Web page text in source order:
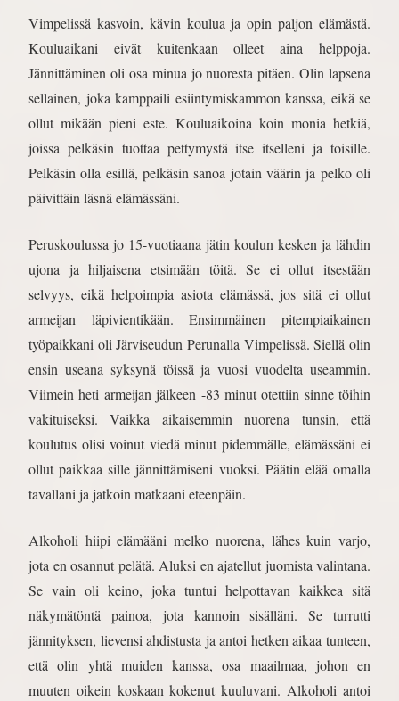
Vimpelissä kasvoin, kävin koulua ja opin paljon elämästä.
Kouluaikani eivät kuitenkaan olleet aina helppoja.
Jännittäminen oli osa minua jo nuoresta pitäen. Olin lapsena
sellainen, joka kamppaili esiintymiskammon kanssa, eikä se
ollut mikään pieni este. Kouluaikoina koin monia hetkiä,
joissa pelkäsin tuottaa pettymystä itse itselleni ja toisille.
Pelkäsin olla esillä, pelkäsin sanoa jotain väärin ja pelko oli
päivittäin läsnä elämässäni.
Peruskoulussa jo 15-vuotiaana jätin koulun kesken ja lähdin
ujona ja hiljaisena etsimään töitä. Se ei ollut itsestään
selvyys, eikä helpoimpia asiota elämässä, jos sitä ei ollut
armeijan läpivientikään. Ensimmäinen pitempiaikainen
työpaikkani oli Järviseudun Perunalla Vimpelissä. Siellä olin
ensin useana syksynä töissä ja vuosi vuodelta useammin.
Viimein heti armeijan jälkeen -83 minut otettiin sinne töihin
vakituiseksi. Vaikka aikaisemmin nuorena tunsin, että
koulutus olisi voinut viedä minut pidemmälle, elämässäni ei
ollut paikkaa sille jännittämiseni vuoksi. Päätin elää omalla
tavallani ja jatkoin matkaani eteenpäin.
Alkoholi hiipi elämääni melko nuorena, lähes kuin varjo,
jota en osannut pelätä. Aluksi en ajatellut juomista valintana.
Se vain oli keino, joka tuntui helpottavan kaikkea sitä
näkymätöntä painoa, jota kannoin sisälläni. Se turrutti
jännityksen, lievensi ahdistusta ja antoi hetken aikaa tunteen,
että olin yhtä muiden kanssa, osa maailmaa, johon en
muuten oikein koskaan kokenut kuuluvani. Alkoholi antoi